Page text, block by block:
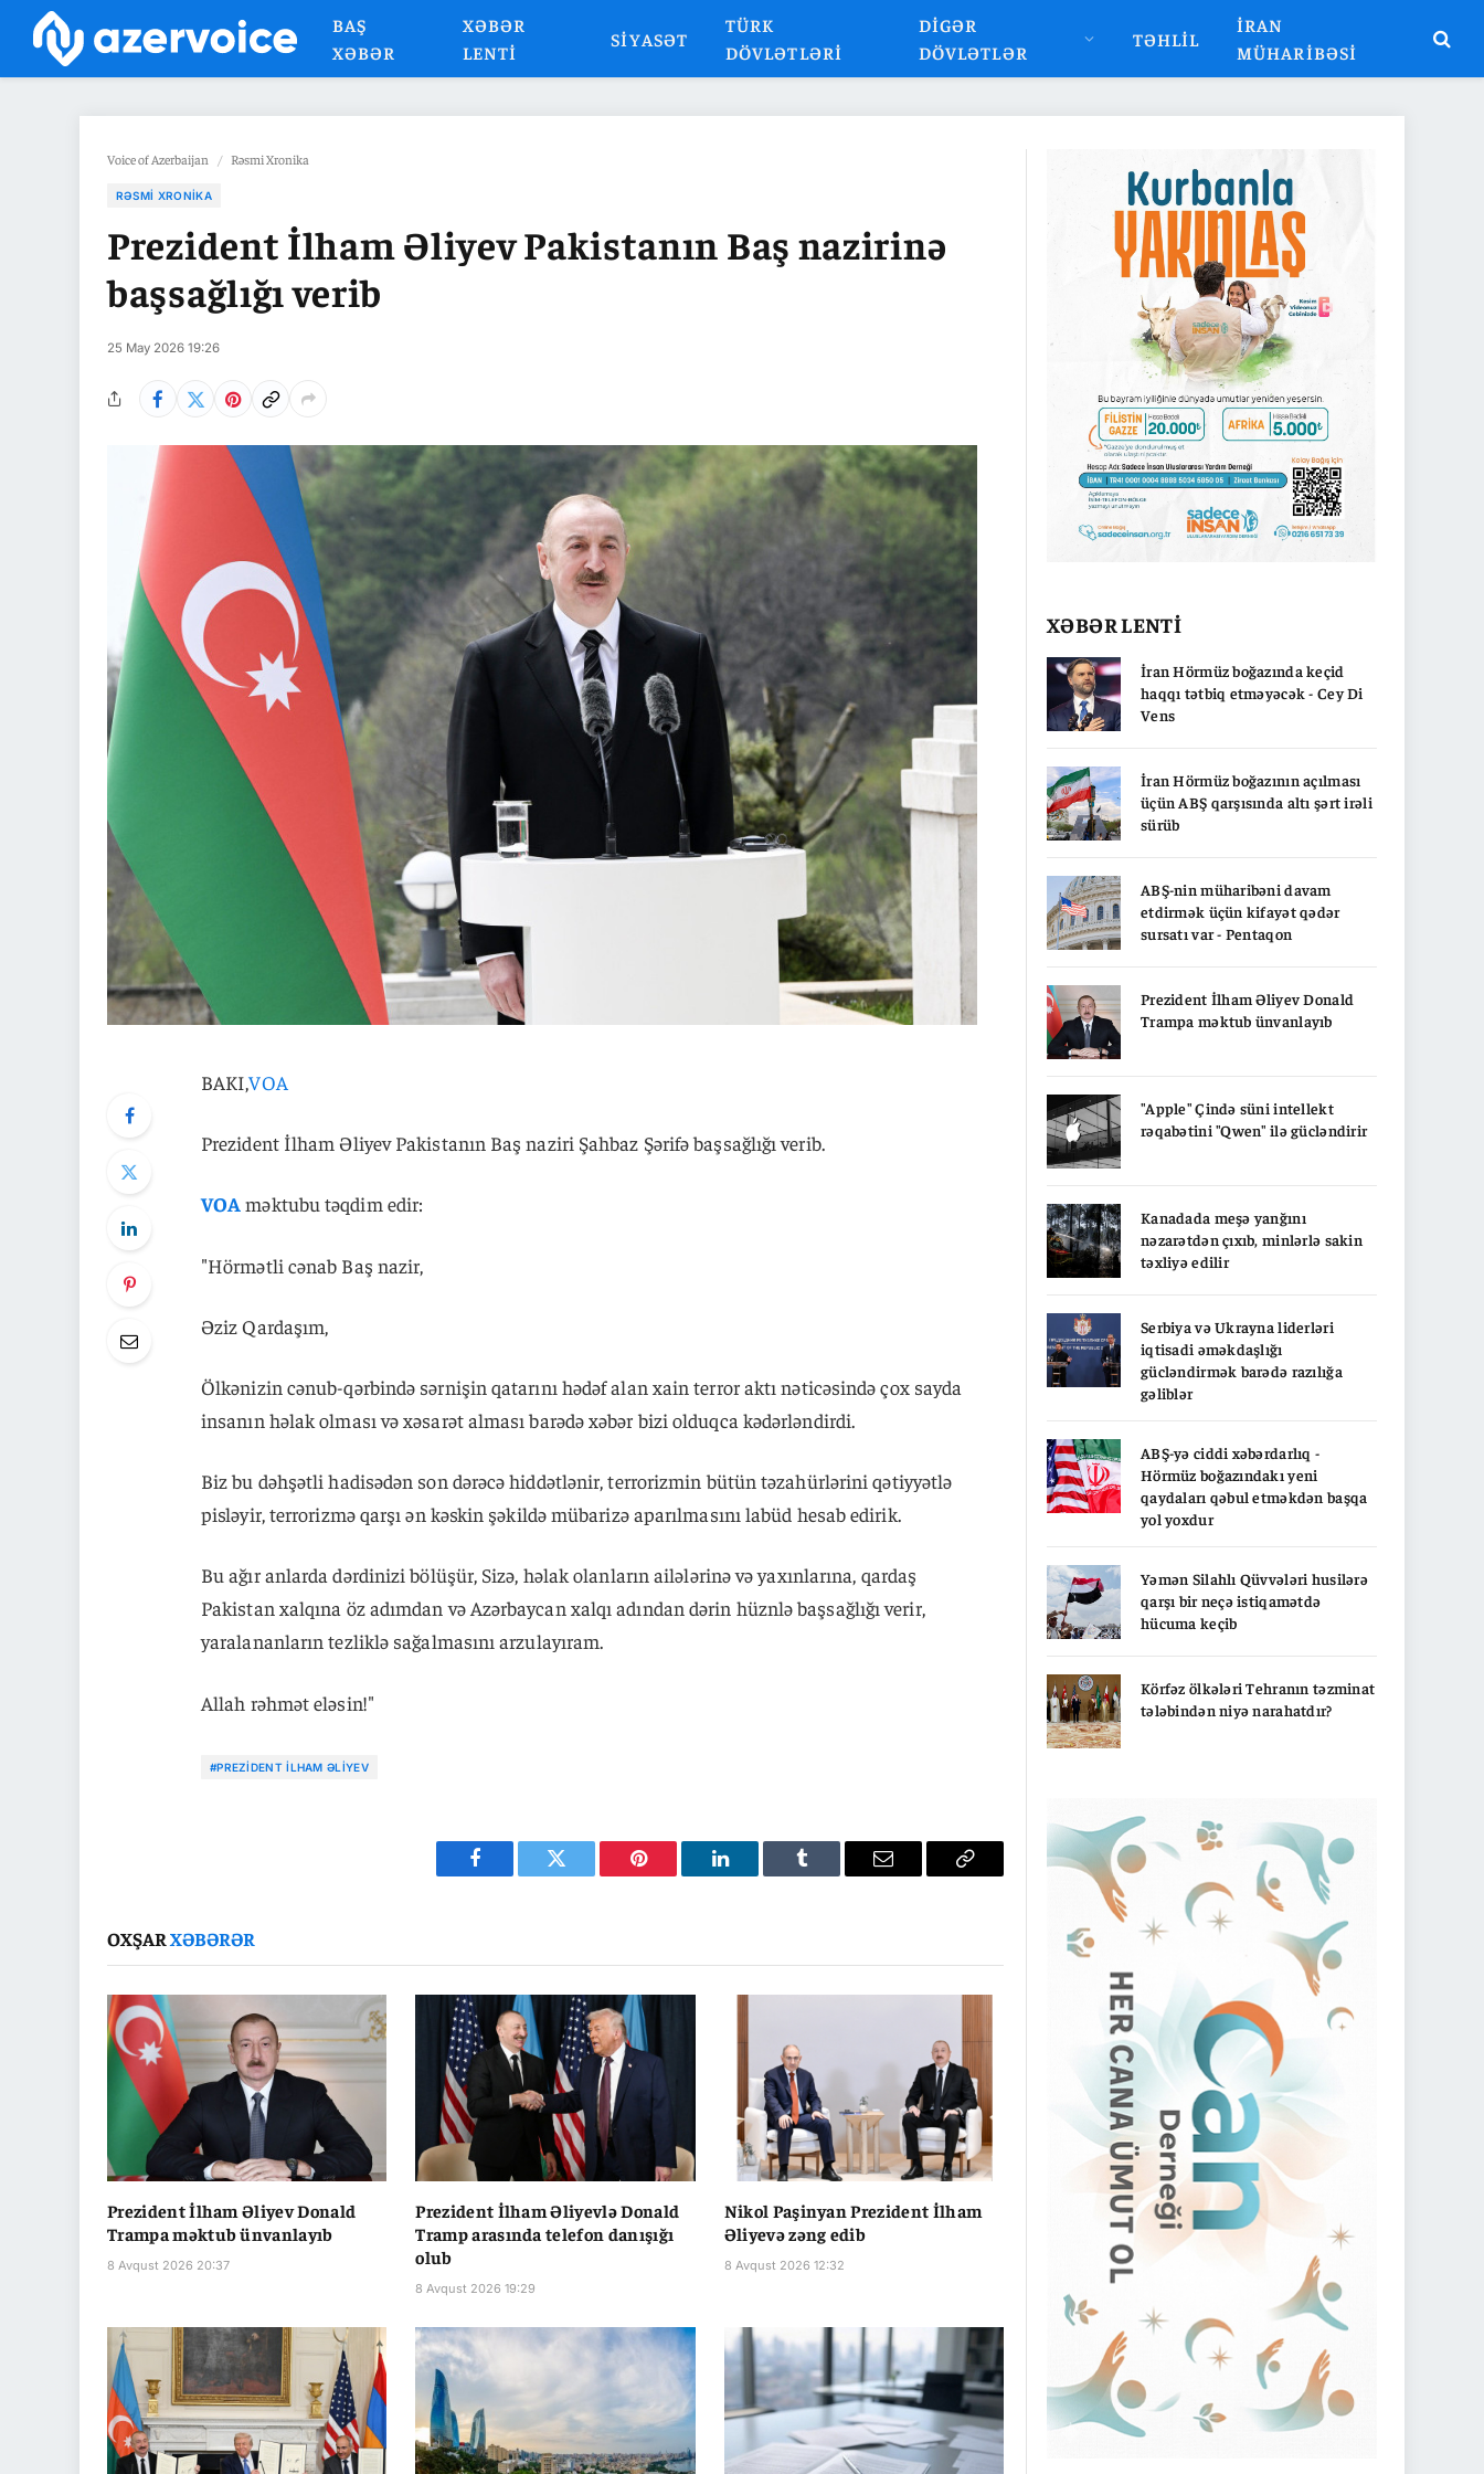
BAŞ
XƏBƏR
XƏBƏR
LENTI
SIYASƏT
TÜRK
DÖVLƏTLƏRI
DIGƏR
DÖVLƏTLƏR
TƏHLIL
İRAN
MÜHARIBƏSI
Voice of Azerbaijan / Rəsmi Xronika
RƏSMI XRONIKA
Prezident İlham Əliyev Pakistanın Baş nazirinə
başsağlığı verib
25 May 2026 19:26
BAKI,VOA
Prezident İlham Əliyev Pakistanın Baş naziri Şahbaz Şərifə başsağlığı verib.
VOAməktubu təqdim edir:
"Hörmətli cənab Baş nazir,
Əziz Qardaşım,
Ölkənizin cənub-qərbində sərnişin qatarını hədəf alan xain terror aktı nəticəsində çox sayda
insanın həlak olması və xəsarət alması barədə xəbər bizi olduqca kədərləndirdi.
Biz bu dəhşətli hadisədən son dərəcə hiddətlənir, terrorizmin bütün təzahürlərini qətiyyətlə
pisləyir, terrorizmə qarşı ən kəskin şəkildə mübarizə aparılmasını labüd hesab edirik.
Bu ağır anlarda dərdinizi bölüşür, Sizə, həlak olanların ailələrinə və yaxınlarına, qardaş
Pakistan xalqına öz adımdan və Azərbaycan xalqı adından dərin hüznlə başsağlığı verir,
yaralananların tezliklə sağalmasını arzulayıram.
Allah rəhmət eləsin!"
#PREZIDENT İLHAM ƏLIYEV
Facebook Twitter Pinterest LinkedIn Tumblr Email
Copy
OXŞARXƏBƏRƏR
Prezident İlham Əliyev Donald
Trampa məktub ünvanlayıb
8 Avqust 2026 20:37
Prezident İlham Əliyevlə Donald
Tramp arasında telefon danışığı
olub
8 Avqust 2026 19:29
Nikol Paşinyan Prezident İlham
Əliyevə zəng edib
8 Avqust 2026 12:32
XƏBƏR LENTİ
İran Hörmüz boğazında keçid
haqqı tətbiq etməyəcək - Cey Di
Vens
İran Hörmüz boğazının açılması
üçün ABŞ qarşısında altı şərt irəli
sürüb
ABŞ-nin müharibəni davam
etdirmək üçün kifayət qədər
sursatı var - Pentaqon
Prezident İlham Əliyev Donald
Trampa məktub ünvanlayıb
"Apple" Çində süni intellekt
rəqabətini "Qwen" ilə gücləndirir
Kanadada meşə yanğını
nəzarətdən çıxıb, minlərlə sakin
təxliyə edilir
Serbiya və Ukrayna liderləri
iqtisadi əməkdaşlığı
gücləndirmək barədə razılığa
gəliblər
ABŞ-yə ciddi xəbərdarlıq -
Hörmüz boğazındakı yeni
qaydaları qəbul etməkdən başqa
yol yoxdur
Yəmən Silahlı Qüvvələri husilərə
qarşı bir neçə istiqamətdə
hücuma keçib
Körfəz ölkələri Tehranın təzminat
tələbindən niyə narahatdır?